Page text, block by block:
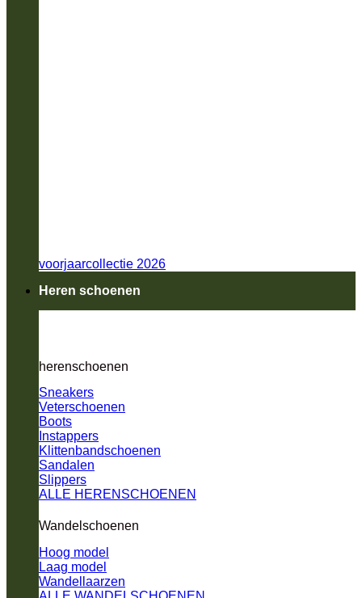
voorjaarcollectie 2026
Heren schoenen
herenschoenen
Sneakers
Veterschoenen
Boots
Instappers
Klittenbandschoenen
Sandalen
Slippers
ALLE HERENSCHOENEN
Wandelschoenen
Hoog model
Laag model
Wandellaarzen